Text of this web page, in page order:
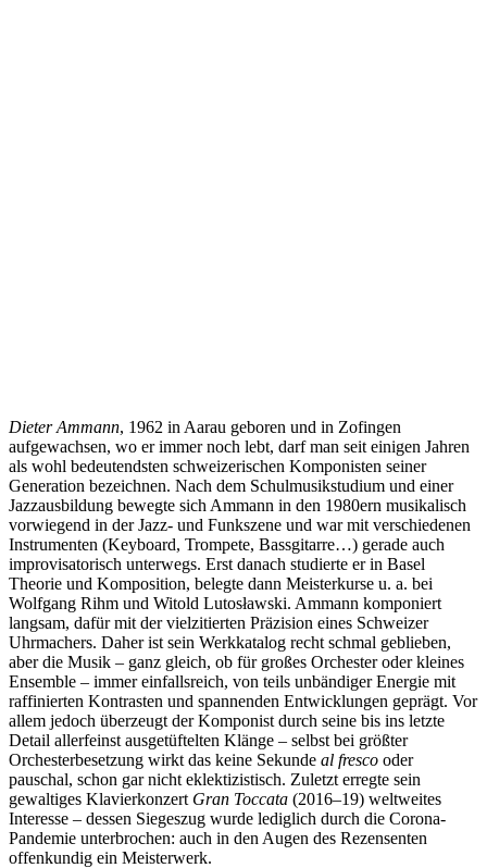
Dieter Ammann, 1962 in Aarau geboren und in Zofingen
aufgewachsen, wo er immer noch lebt, darf man seit einigen Jahren
als wohl bedeutendsten schweizerischen Komponisten seiner
Generation bezeichnen. Nach dem Schulmusikstudium und einer
Jazzausbildung bewegte sich Ammann in den 1980ern musikalisch
vorwiegend in der Jazz- und Funkszene und war mit verschiedenen
Instrumenten (Keyboard, Trompete, Bassgitarre…) gerade auch
improvisatorisch unterwegs. Erst danach studierte er in Basel
Theorie und Komposition, belegte dann Meisterkurse u. a. bei
Wolfgang Rihm und Witold Lutosławski. Ammann komponiert
langsam, dafür mit der vielzitierten Präzision eines Schweizer
Uhrmachers. Daher ist sein Werkkatalog recht schmal geblieben,
aber die Musik – ganz gleich, ob für großes Orchester oder kleines
Ensemble – immer einfallsreich, von teils unbändiger Energie mit
raffinierten Kontrasten und spannenden Entwicklungen geprägt. Vor
allem jedoch überzeugt der Komponist durch seine bis ins letzte
Detail allerfeinst ausgetüftelten Klänge – selbst bei größter
Orchesterbesetzung wirkt das keine Sekunde al fresco oder
pauschal, schon gar nicht eklektizistisch. Zuletzt erregte sein
gewaltiges Klavierkonzert Gran Toccata (2016–19) weltweites
Interesse – dessen Siegeszug wurde lediglich durch die Corona-
Pandemie unterbrochen: auch in den Augen des Rezensenten
offenkundig ein Meisterwerk.